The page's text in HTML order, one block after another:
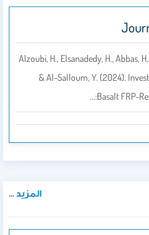
Alzoubi, H., Elsanadedy, H., Abbas,
& Al-Salloum, Y. (2024).
Basalt FRP-
المزيد ...